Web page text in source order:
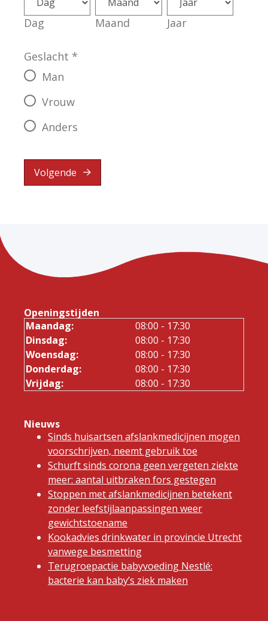
Dag Maand Jaar
Geslacht *
Man
Vrouw
Anders
Volgende
Openingstijden
Maandag:
08:00 - 17:30
Dinsdag:
08:00 - 17:30
Woensdag:
08:00 - 17:30
Donderdag:
08:00 - 17:30
Vrijdag:
08:00 - 17:30
Nieuws
Sinds huisartsen afslankmedicijnen mogen
voorschrijven, neemt gebruik toe
Schurft sinds corona geen vergeten ziekte
meer: aantal uitbraken fors gestegen
Stoppen met afslankmedicijnen betekent
zonder leefstijlaanpassingen weer
gewichtstoename
Kookadvies drinkwater in provincie Utrecht
vanwege besmetting
Terugroepactie babyvoeding Nestlé:
bacterie kan baby’s ziek maken